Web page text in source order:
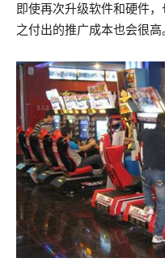
即使再次升级软件和硬件
之付出的推广成本也会很高